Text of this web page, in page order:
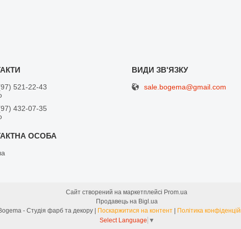
521-22-43
432-07-35
sale.bogema@gmail.com
Сайт створений на маркетплейсі Prom.ua
Продавець на Bigl.ua
Поскаржитися на контент
Політика
Select Language ▼